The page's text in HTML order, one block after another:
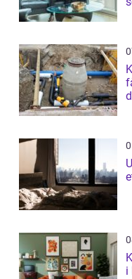
i